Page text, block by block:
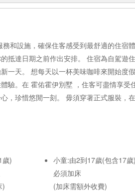
和設施，確保住客感受到最舒適的住
抵達日期之前作出安排。 住宿為自駕
一天。 想每天以一杯美味咖啡來開始
驗。在 霍佑霍伊別墅 ，住客可盡情享
，珍惜悠閒一刻。 毋須穿著正式服裝，
歲)
)
小童:由2到17歲(包含17
必須加床
(加床需額外收費)